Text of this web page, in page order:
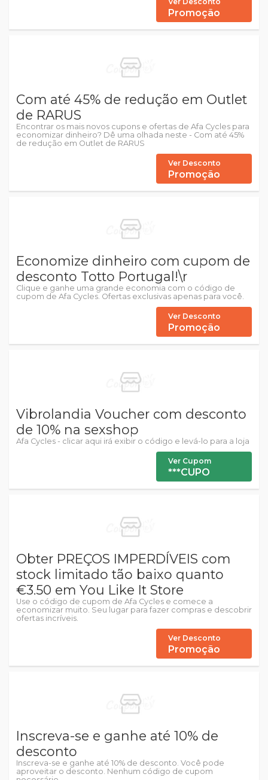
Promoção
Com até 45% de redução em Outlet
de RARUS
Encontrar os mais novos cupons e ofertas de Afa Cycles para
economizar dinheiro? Dê uma olhada neste - Com até 45%
de redução em Outlet de RARUS
Ver Desconto
Promoção
Economize dinheiro com cupom de
desconto Totto Portugal!\r
Clique e ganhe uma grande economia com o código de
cupom de Afa Cycles. Ofertas exclusivas apenas para você.
Ver Desconto
Promoção
Vibrolandia Voucher com desconto
de 10% na sexshop
Afa Cycles - clicar aqui irá exibir o código e levá-lo para a loja
Ver Cupom
***CUPO
Obter PREÇOS IMPERDÍVEIS com
stock limitado tão baixo quanto
€3.50 em You Like It Store
Use o código de cupom de Afa Cycles e comece a
economizar muito. Seu lugar para fazer compras e descobrir
ofertas incríveis.
Ver Desconto
Promoção
Inscreva-se e ganhe até 10% de
desconto
Inscreva-se e ganhe até 10% de desconto. Você pode
aproveitar o desconto. Nenhum código de cupom